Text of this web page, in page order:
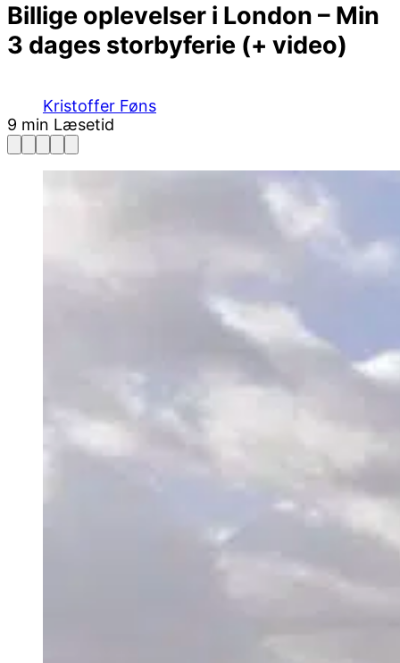
Billige oplevelser i London – Min
3 dages storbyferie (+ video)
Kristoffer Føns
9 min Læsetid
Facebook
Pinterest
Twitter
PrintEmail